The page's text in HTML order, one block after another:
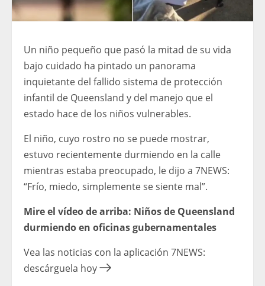
Un niño pequeño que pasó la mitad de su vida
bajo cuidado ha pintado un panorama
inquietante del fallido sistema de protección
infantil de Queensland y del manejo que el
estado hace de los niños vulnerables.
El niño, cuyo rostro no se puede mostrar,
estuvo recientemente durmiendo en la calle
mientras estaba preocupado, le dijo a 7NEWS:
“Frío, miedo, simplemente se siente mal”.
Mire el vídeo de arriba: Niños de Queensland
durmiendo en oficinas gubernamentales
Vea las noticias con la aplicación 7NEWS:
descárguela hoy